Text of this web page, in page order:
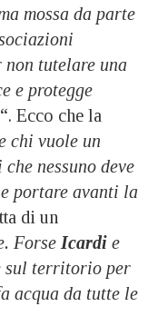
mossa da parte
tutelare una
e protegge
“. Ecco che la
chi vuole un
nessuno deve
portare avanti la
di un
Forse Icardi e
sul territorio per
acqua da tutte le